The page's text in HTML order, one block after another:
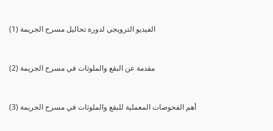
(1) الفيديو الترويجي لدورة تحاليل مسرح الجريمة
(2) مقدمة عن البقع والملوثات في مسرح الجريمة
(3) أهم الفحوصات المعملية للبقع والملوثات في مسرح الجريمة